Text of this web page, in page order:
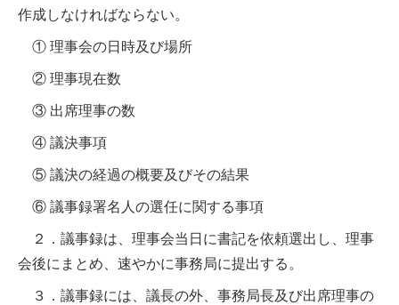
作成しなければならない。
① 理事会の日時及び場所
② 理事現在数
③ 出席理事の数
④ 議決事項
⑤ 議決の経過の概要及びその結果
⑥ 議事録署名人の選任に関する事項
２．議事録は、理事会当日に書記を依頼選出し、理事
会後にまとめ、速やかに事務局に提出する。
３．議事録には、議長の外、事務局長及び出席理事の